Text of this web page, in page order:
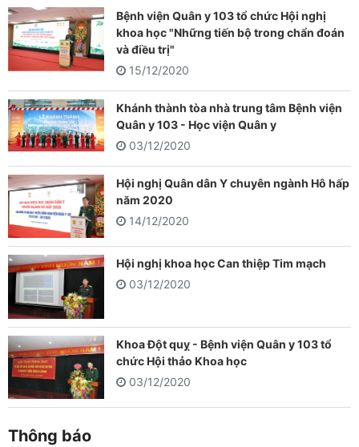
Bệnh viện Quân y 103 tổ chức Hội nghị
khoa học "Những tiến bộ trong chẩn đoán
và điều trị"
15/12/2020
Khánh thành tòa nhà trung tâm Bệnh viện
Quân y 103 - Học viện Quân y
03/12/2020
Hội nghị Quân dân Y chuyên ngành Hô hấp
năm 2020
14/12/2020
Hội nghị khoa học Can thiệp Tim mạch
03/12/2020
Khoa Đột quỵ - Bệnh viện Quân y 103 tổ
chức Hội thảo Khoa học
03/12/2020
Thông báo